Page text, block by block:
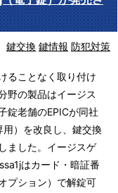
鍵交換 鍵情報 防犯対策
ることなく取り付け
野の製品はイージス
錠老舗のEPICが同社
）を改良し、鍵交換
ました。イージスゲ
はカード・暗証番
プション）で解錠可